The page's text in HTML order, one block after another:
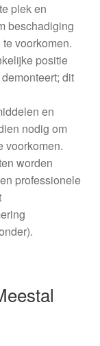
plek en
beschadiging
voorkomen.
positie
dit
en
nodig om
voorkomen.
worden
professionele